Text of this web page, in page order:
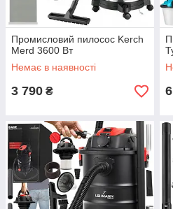
Промисловий пилосос Kerch
Merd 3600 Вт
Немає в наявності
3 790 ₴